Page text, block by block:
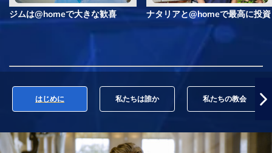
ジムは@homeで大きな歓喜 ナタリアと@homeで最高に投資
はじめに 私たちは誰か 私たちの教会